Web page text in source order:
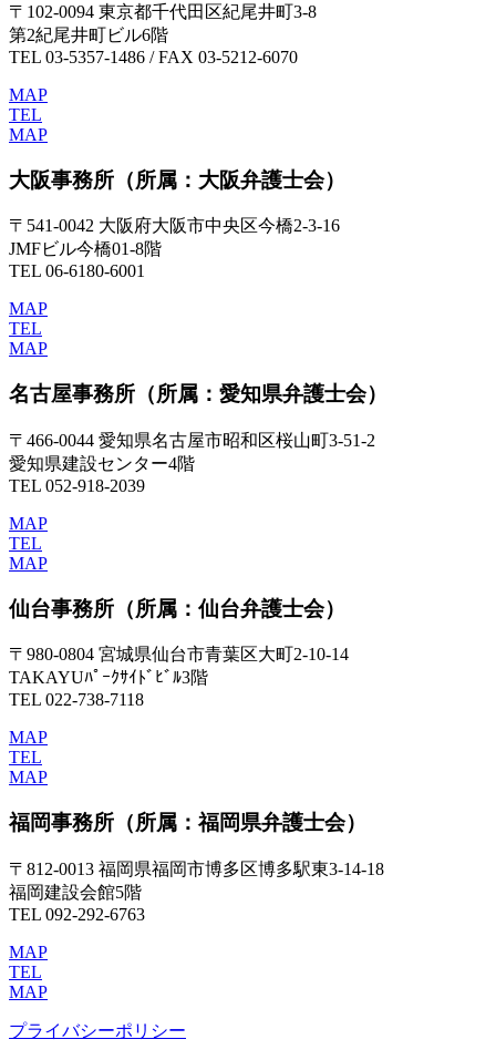
〒102-0094 東京都千代田区紀尾井町3-8
第2紀尾井町ビル6階
TEL 03-5357-1486 / FAX 03-5212-6070
MAP
TEL
MAP
大阪事務所 （所属：大阪弁護士会）
〒541-0042 大阪府大阪市中央区今橋2-3-16
JMFビル今橋01-8階
TEL 06-6180-6001
MAP
TEL
MAP
名古屋事務所 （所属：愛知県弁護士会）
〒466-0044 愛知県名古屋市昭和区桜山町3-51-2
愛知県建設センター4階
TEL 052-918-2039
MAP
TEL
MAP
仙台事務所 （所属：仙台弁護士会）
〒980-0804 宮城県仙台市青葉区大町2-10-14
TAKAYUﾊﾟｰｸｻｲﾄﾞﾋﾞﾙ3階
TEL 022-738-7118
MAP
TEL
MAP
福岡事務所 （所属：福岡県弁護士会）
〒812-0013 福岡県福岡市博多区博多駅東3-14-18
福岡建設会館5階
TEL 092-292-6763
MAP
TEL
MAP
プライバシーポリシー